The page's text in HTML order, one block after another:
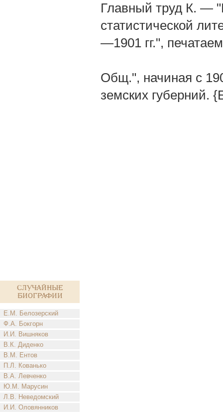
Случайные
биографии
Е.М. Белозерский
Ф.А. Бокгорн
И.И. Вишняков
В.К. Диденко
В.М. Ентов
П.Л. Кованько
В.А. Левченко
Ю.М. Марусин
Л.В. Неведомский
И.И. Оловянников
Главный труд К. —
статистической
—1901 гг.",
Общ.", начиная с
земских губерний.